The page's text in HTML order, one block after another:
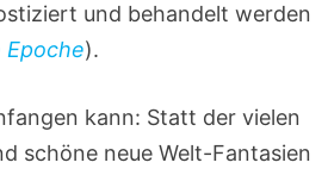
und behandelt werden
Epoche).
kann: Statt der vielen
schöne neue Welt-Fantasien